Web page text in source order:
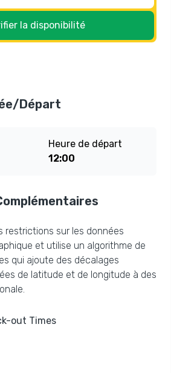
la disponibilité
Départ
Heure de départ
12:00
restrictions sur les données
et utilise un algorithme de
qui ajoute des décalages
de latitude et de longitude à des
out Times